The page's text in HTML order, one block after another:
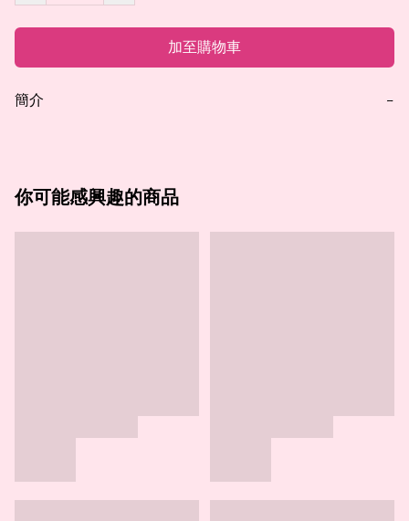
加至購物車
簡介 −
你可能感興趣的商品